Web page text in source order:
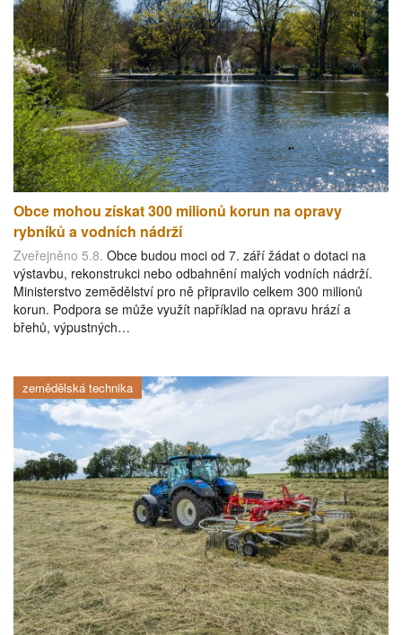
Obce mohou získat 300 milionů korun na opravy
rybníků a vodních nádrží
Zveřejněno 5.8. Obce budou moci od 7. září žádat o dotaci na
výstavbu, rekonstrukci nebo odbahnění malých vodních nádrží.
Ministerstvo zemědělství pro ně připravilo celkem 300 milionů
korun. Podpora se může využít například na opravu hrází a
břehů, výpustných…
zemědělská technika